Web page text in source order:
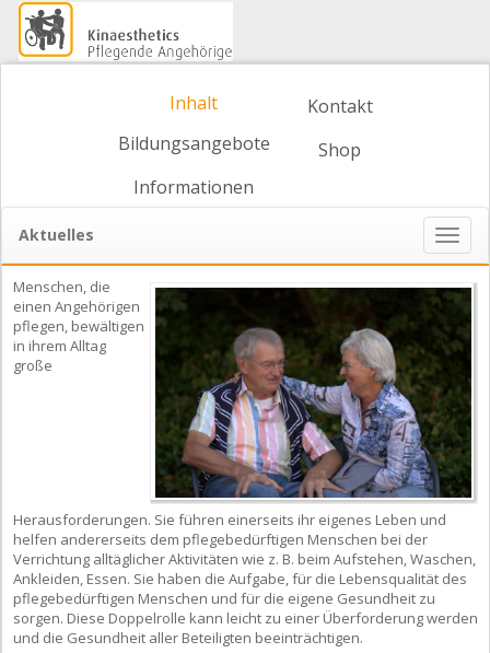
Inhalt
Bildungsangebote
Informationen
Kontakt
Shop
Aktuelles
ein-/
Menschen, die
einen Angehörigen
pflegen, bewältigen
in ihrem Alltag
große
Herausforderungen. Sie führen einerseits ihr eigenes Leben und
helfen andererseits dem pflegebedürftigen Menschen bei der
Verrichtung alltäglicher Aktivitäten wie z. B. beim Aufstehen, Waschen,
Ankleiden, Essen. Sie haben die Aufgabe, für die Lebensqualität des
pflegebedürftigen Menschen und für die eigene Gesundheit zu
sorgen. Diese Doppelrolle kann leicht zu einer Überforderung werden
und die Gesundheit aller Beteiligten beeinträchtigen.